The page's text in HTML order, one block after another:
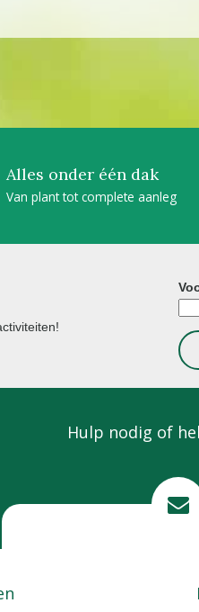
Alles onder één dak
Van plant tot complete aanleg
Hulp nodig of